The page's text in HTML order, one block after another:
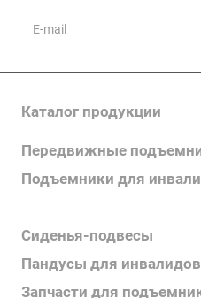
Каталог продукции
Передвижные
Подъемники для
Сиденья-подвесы
Пандусы для инвалидов
Запчасти для